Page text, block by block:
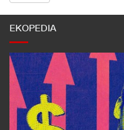
EKOPEDIA